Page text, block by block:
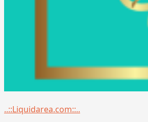
Menu
..::Liquidarea.com::..